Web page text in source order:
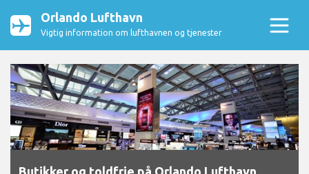
Orlando Lufthavn
Vigtig information om lufthavnen og tjenester